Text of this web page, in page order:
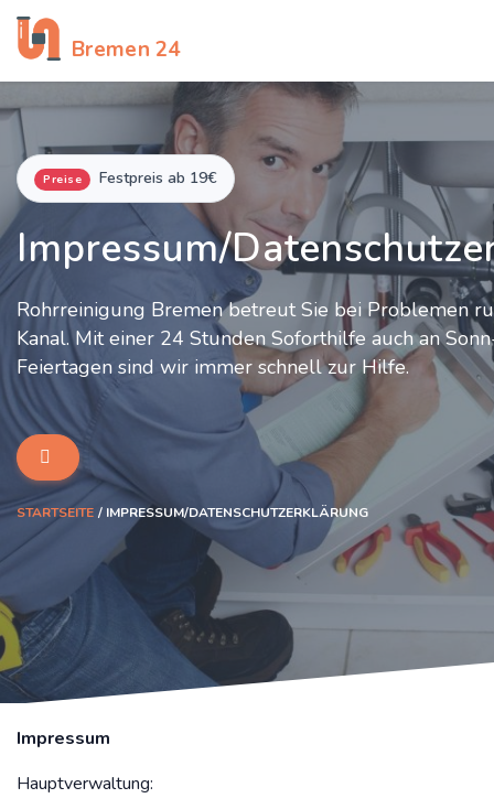
Bremen 24
Preise Festpreis ab 19€
Impressum/
Rohrreinigung Bremen betreut Sie bei Problemen
Kanal. Mit einer 24 Stunden Soforthilfe auch an
Feiertagen sind wir immer schnell zur Hilfe.
STARTSEITE IMPRESSUM/DATENSCHUTZERKLÄRUNG
Impressum
Hauptverwaltung: